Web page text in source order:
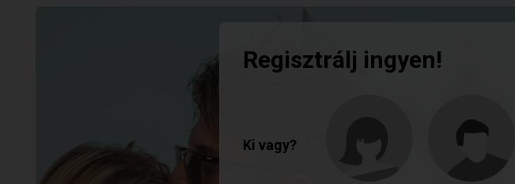
Regisztrálj ingyen!
Ki vagy?